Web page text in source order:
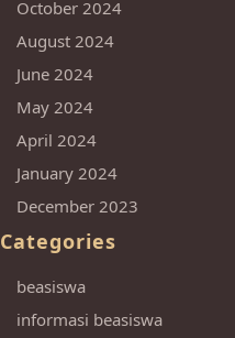
October 2024
August 2024
June 2024
May 2024
April 2024
January 2024
December 2023
Categories
beasiswa
informasi beasiswa